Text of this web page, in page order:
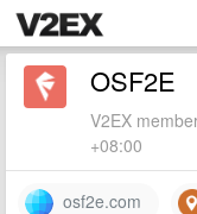
OSF2E
V2EX
+08:00
osf2e.com